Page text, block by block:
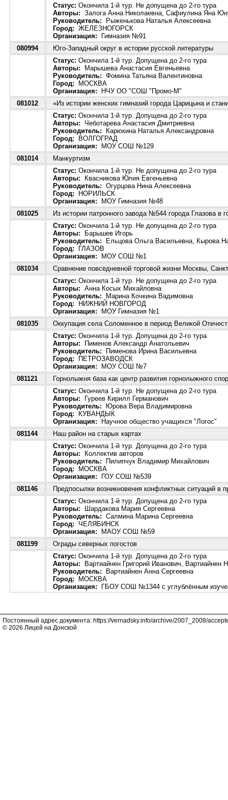
Статус: Окончила 1-й тур. Не допущена до 2-го тура
Авторы: Залога Анна Николаевна, Сафиулина Яна
Руководитель: Рыженькова Наталья Алексеевна
Город: ЖЕЛЕЗНОГОРСК
Организация: Гимназия №91
080994
Юго-Западный округ в истории русской литературы
Статус: Окончила 1-й тур. Допущена до 2-го тура
Авторы: Марышева Анастасия Евгеньевна
Руководитель: Фомина Татьяна Валентиновна
Город: МОСКВА
Организация: НЧУ ОО "СОШ "Промо-М"
081012
«Из истории женских гимназий города Царицына и
Статус: Окончила 1-й тур. Допущена до 2-го тура
Авторы: Чеботарева Анастасия Дмитриевна
Руководитель: Карюкина Наталья Александровна
Город: ВОЛГОГРАД
Организация: МОУ СОШ №129
081014
Манкуртизм
Статус: Окончила 1-й тур. Не допущена до 2-го тура
Авторы: Квасникова Юлия Евгеньевна
Руководитель: Огурцова Нина Алексеевна
Город: НОРИЛЬСК
Организация: МОУ Гимназия №48
081025
Из истории патронного завода №544 города Глазова в
Статус: Окончила 1-й тур. Не допущена до 2-го тура
Авторы: Барышев Игорь
Руководитель: Ельцова Ольга Васильевна, Кырова
Город: ГЛАЗОВ
Организация: МОУ СОШ №1
081034
Сравнение повседневной торговой жизни Москвы,
Статус: Окончила 1-й тур. Не допущена до 2-го тура
Авторы: Анна Косых Михайловна
Руководитель: Марина Кочкина Вадимовна
Город: НИЖНИЙ НОВГОРОД
Организация: МОУ Гимназия №1
081035
Оккупация села Соломенное в период Великой
Статус: Окончила 1-й тур. Допущена до 2-го тура
Авторы: Пименов Александр Анатольевич
Руководитель: Пименова Ирина Васильевна
Город: ПЕТРОЗАВОДСК
Организация: МОУ СОШ №7
081121
Горнолыжня база как центр развития горнолыжного
Статус: Окончила 1-й тур. Не допущена до 2-го тура
Авторы: Гуреев Кирилл Германович
Руководитель: Юрова Вера Владимировна
Город: КУВАНДЫК
Организация: Научное общество учащихся "Логос"
081144
Наш район на старых картах
Статус: Окончила 1-й тур. Допущена до 2-го тура
Авторы: Коллектив авторов
Руководитель: Пилипчук Владимир Михайлович
Город: МОСКВА
Организация: ГОУ СОШ №539
081146
Предпосылки возникновения конфликтных ситуаций в
Статус: Окончила 1-й тур. Допущена до 2-го тура
Авторы: Шардакова Мария Сергеевна
Руководитель: Салмина Марина Сергеевна
Город: ЧЕЛЯБИНСК
Организация: МАОУ СОШ №59
081199
Ограды северных погостов
Статус: Окончила 1-й тур. Допущена до 2-го тура
Авторы: Вартиайнен Григорий Иванович, Вартиайнен
Руководитель: Вартиайнен Анна Сергеевна
Город: МОСКВА
Организация: ГБОУ СОШ №1344 с углублённым
Постоянный адрес документа: https://vernadsky.info/archive/2007_2008/
© 2026 Лицей на Донской